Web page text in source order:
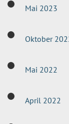
Mai 2023
Oktober
Mai 2022
April 2022